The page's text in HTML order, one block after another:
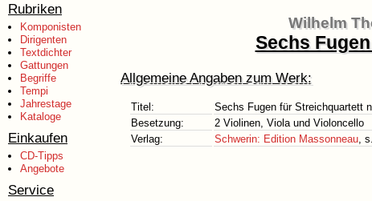
Rubriken
Komponisten
Dirigenten
Textdichter
Gattungen
Begriffe
Tempi
Jahrestage
Kataloge
Einkaufen
CD-Tipps
Angebote
Service
Wilhelm
Sechs
Allgemeine Angaben zum Werk:
Titel:
Sechs Fugen für Streichquartett
Besetzung:
2 Violinen, Viola und Violoncello
Verlag:
Schwerin: Edition Massonneau,